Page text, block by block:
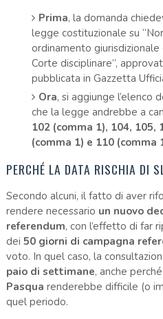
Prima, la domanda
legge costituzionale su
ordinamento
Corte disciplinare”,
pubblicata in Gazzetta
Ora, si aggiunge l’elenco
che la legge andrebbe a
102 (comma 1), 104, 105,
(comma 1) e 110 (comma
PERCHÉ LA DATA RISCHIA DI
Secondo alcuni, il fatto di aver
rendere necessario un nuovo
referendum, con l’effetto di far
dei 50 giorni di campagna
voto. In quel caso, la
paio di settimane, anche
Pasqua renderebbe difficile (o
quel periodo.